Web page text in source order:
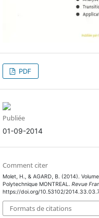
PDF
Publiée
01-09-2014
Comment citer
Molet, H., & AGARD, B. (2014).
Polytechnique MONTREAL. Revue
https://doi.org/10.53102/
Formats de citations